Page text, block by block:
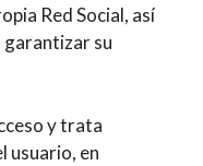
Red Social, así
su
y trata
usuario, en